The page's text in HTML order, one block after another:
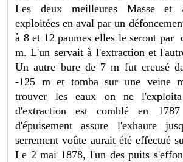
Les deux meilleures Masse et
exploitées en aval par un
à 8 et 12 paumes elles le seront par
m. L'un servait à l'extraction et
Un autre bure de 7 m fut creusé
-125 m et tomba sur une veine
trouver les eaux on ne
d'extraction est comblé en
d'épuisement assure l'exhaure
serrement voûte aurait été effectué
Le 2 mai 1878, l'un des puits